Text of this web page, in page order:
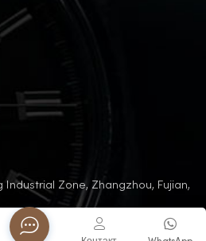
Industrial Zone, Zhangzhou, Fujian,